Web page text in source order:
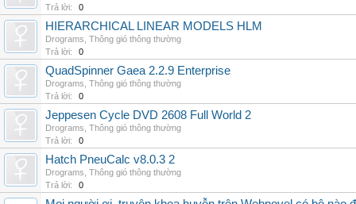
Trả lời:
0
HIERARCHICAL LINEAR MODELS HLM
Drograms Thông gió thông thường
Trả lời:
0
QuadSpinner Gaea 2.2.9 Enterprise
Drograms Thông gió thông thường
Trả lời:
0
Jeppesen Cycle DVD 2608 Full World 2
Drograms Thông gió thông thường
Trả lời:
0
Hatch PneuCalc v8.0.3 2
Drograms Thông gió thông thường
Trả lời:
0